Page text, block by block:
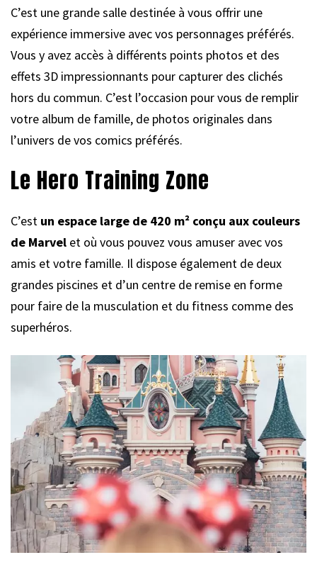
C’est une grande salle destinée à vous offrir une
expérience immersive avec vos personnages préférés.
Vous y avez accès à différents points photos et des
effets 3D impressionnants pour capturer des clichés
hors du commun. C’est l’occasion pour vous de remplir
votre album de famille, de photos originales dans
l’univers de vos comics préférés.
Le Hero Training Zone
C’est un espace large de 420 m² conçu aux couleurs
de Marvel et où vous pouvez vous amuser avec vos
amis et votre famille. Il dispose également de deux
grandes piscines et d’un centre de remise en forme
pour faire de la musculation et du fitness comme des
superhéros.